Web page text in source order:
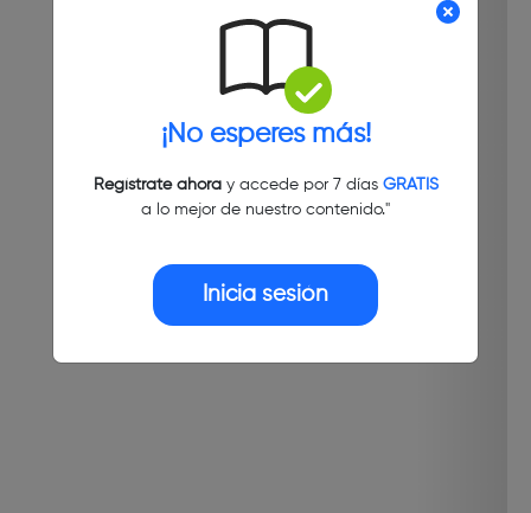
¡No esperes más!
Regístrate ahoray accede por 7 días GRATIS
a lo mejor de nuestro contenido."
Inicia sesión